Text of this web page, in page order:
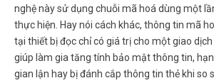
nghệ này sử dụng chuỗi mã hoá dùng một
thực hiện. Hay nói cách khác, thông tin mã
tại thiết bị đọc chỉ có giá trị cho một giao
giúp làm gia tăng tính bảo mật thông tin,
gian lận hay bị đánh cắp thông tin thẻ khi so